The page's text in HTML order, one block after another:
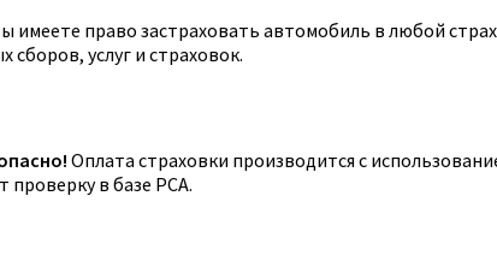
имеете право застраховать автомобиль в любой
сборов, услуг и страховок.
Оплата страховки производится с
проверку в базе РСА.